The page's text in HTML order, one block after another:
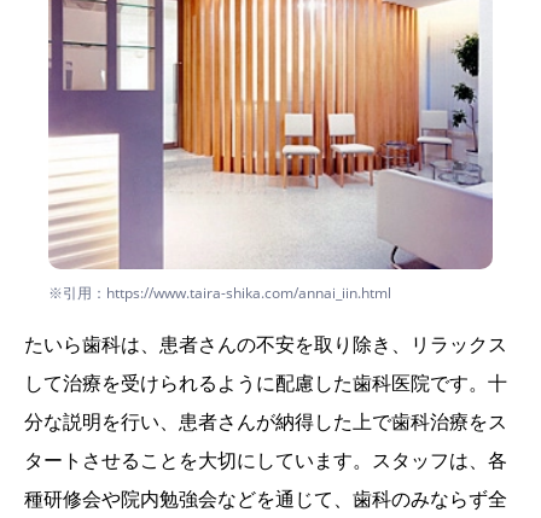
※引用：https://www.taira-shika.com/annai_iin.html
たいら歯科は、患者さんの不安を取り除き、リラックス
して治療を受けられるように配慮した歯科医院です。十
分な説明を行い、患者さんが納得した上で歯科治療をス
タートさせることを大切にしています。スタッフは、各
種研修会や院内勉強会などを通じて、歯科のみならず全